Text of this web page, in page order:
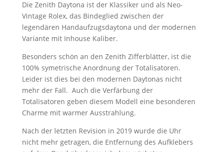
Die Zenith Daytona ist der Klassiker und als Neo-
Vintage Rolex, das Bindeglied zwischen der
legendären Handaufzugsdaytona und der modernen
Variante mit Inhouse Kaliber.
Besonders schön an den Zenith Zifferblätter, ist die
100% symetrische Anordnung der Totalisatoren.
Leider ist dies bei den modernen Daytonas nicht
mehr der Fall. Auch die Verfärbung der
Totalisatoren geben diesem Modell eine besonderen
Charme mit warmer Ausstrahlung.
Nach der letzten Revision in 2019 wurde die Uhr
nicht mehr getragen, die Entfernung des Aufklebers